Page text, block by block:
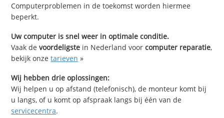
Computerproblemen in de toekomst worden hiermee
beperkt.
Uw computer is snel weer in optimale conditie.
Vaak devoordeligste in Nederland voorcomputer reparatie,
bekijk onzetarieven »
Wij hebben drie oplossingen:
Wij helpen u op afstand (telefonisch), de monteur komt bij
u langs, of u komt op afspraak langs bij één van de
servicecentra.